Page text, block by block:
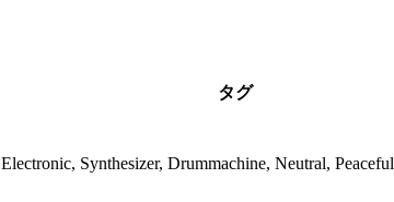
タグ
Electronic, Synthesizer, Drummachine, Neutral, Peaceful